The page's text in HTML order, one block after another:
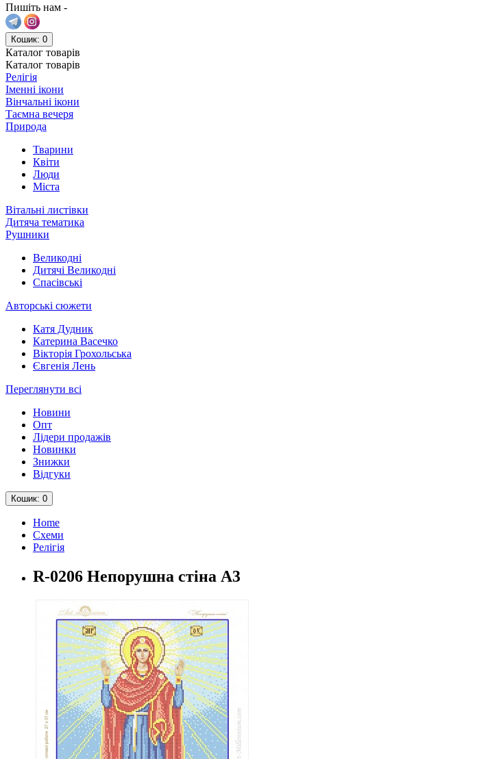
Пишіть нам -
Кошик: 0
Каталог товарів
Каталог товарів
Релігія
Іменні ікони
Вінчальні ікони
Таємна вечеря
Природа
Тварини
Квіти
Люди
Міста
Вітальні листівки
Дитяча тематика
Рушники
Великодні
Дитячі Великодні
Спасівські
Авторські сюжети
Катя Дудник
Катерина Васечко
Вікторія Грохольська
Євгенія Лень
Переглянути всі
Новини
Опт
Лідери продажів
Новинки
Знижки
Відгуки
Кошик: 0
Home
Схеми
Релігія
R-0206 Непорушна стіна А3